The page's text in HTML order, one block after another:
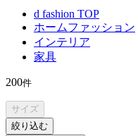
d fashion TOP
ホームファッション
インテリア
家具
200件
サイズ
絞り込む